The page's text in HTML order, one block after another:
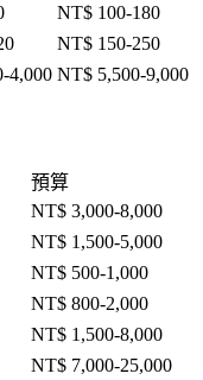
NT$ 100-180
NT$ 150-250
4,000 NT$ 5,500-9,000
預算
NT$ 3,000-8,000
NT$ 1,500-5,000
NT$ 500-1,000
NT$ 800-2,000
NT$ 1,500-8,000
NT$ 7,000-25,000